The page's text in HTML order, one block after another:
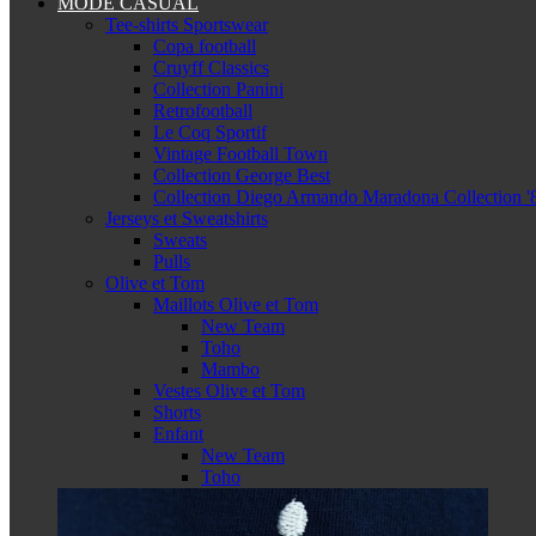
Tee-shirts Sportswear
Copa football
Cruyff Classics
Collection Panini
Retrofootball
Le Coq Sportif
Vintage Football Town
Collection George Best
Collection Diego Armando Maradona Collection
Jerseys et Sweatshirts
Sweats
Pulls
Olive et Tom
Maillots Olive et Tom
New Team
Toho
Mambo
Vestes Olive et Tom
Shorts
Enfant
New Team
Toho